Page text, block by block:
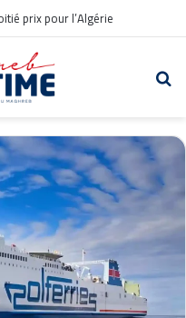
prix pour l’Algérie